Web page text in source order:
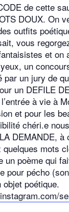
de cette
DOUX. On
outfits
vous
et on
un
par un jury de
un DEFILE
à vie à
et pour les
chéri.e
DEMANDE, à
mots
un poème qui
pour pécho
poétique.